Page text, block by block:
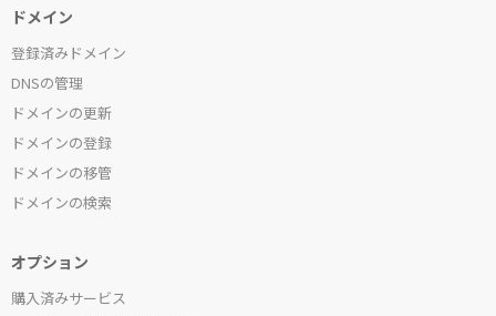
ドメイン
登録済みドメイン
DNSの管理
ドメインの更新
ドメインの登録
ドメインの移管
ドメインの検索
オプション
購入済みサービス